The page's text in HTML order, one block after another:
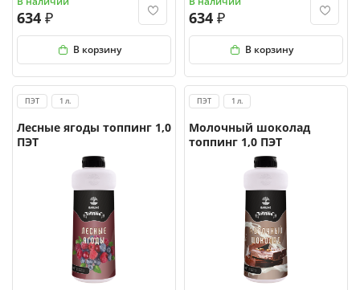
634
В корзину
634
В корзину
ПЭТ 1 л.
Лесные ягоды топпинг 1,0
ПЭТ
ПЭТ 1 л.
Молочный шоколад
топпинг 1,0 ПЭТ